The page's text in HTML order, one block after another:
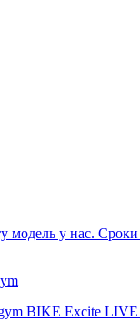
модель у нас.
BIKE Excite LIVE